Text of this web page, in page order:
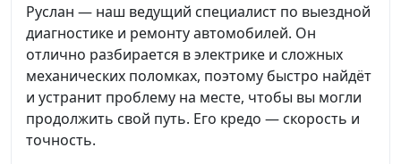
Руслан — наш ведущий специалист по выездной
диагностике и ремонту автомобилей. Он
отлично разбирается в электрике и сложных
механических поломках, поэтому быстро найдёт
и устранит проблему на месте, чтобы вы могли
продолжить свой путь. Его кредо — скорость и
точность.